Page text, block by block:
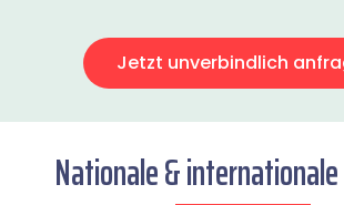
Jetzt unverbindlich
Nationale &